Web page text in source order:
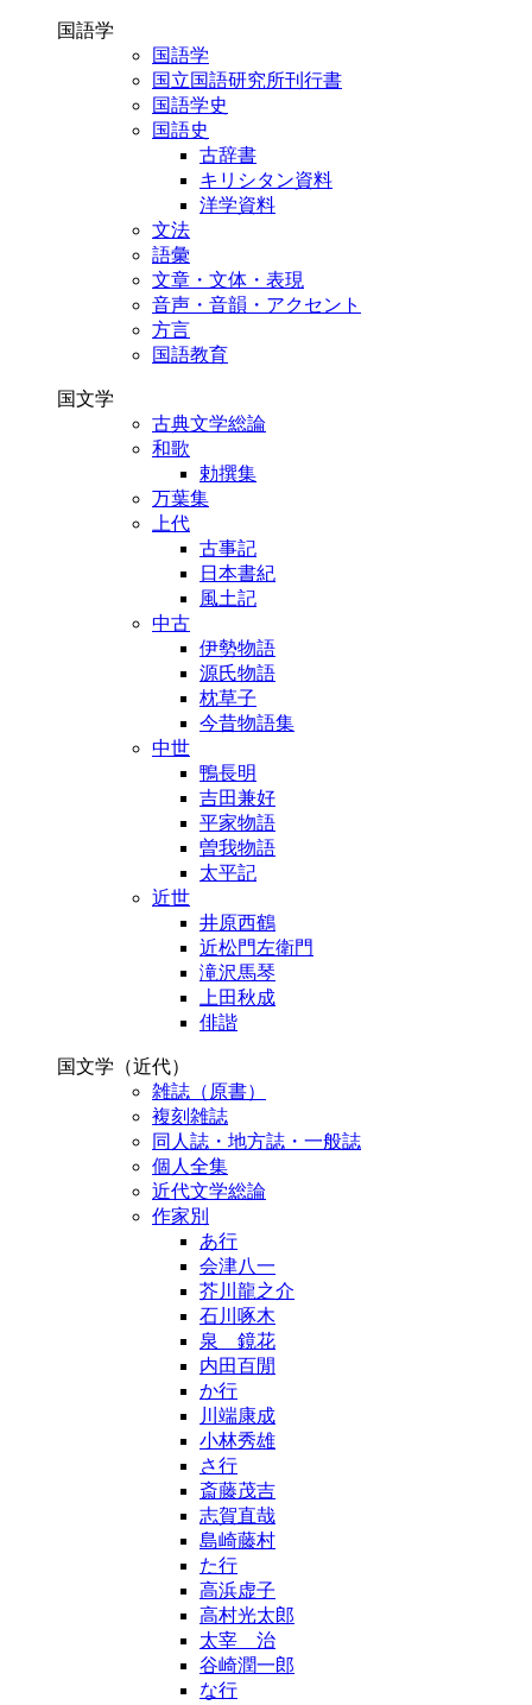
国語学
国語学
国立国語研究所刊行書
国語学史
国語史
古辞書
キリシタン資料
洋学資料
文法
語彙
文章・文体・表現
音声・音韻・アクセント
方言
国語教育
国文学
古典文学総論
和歌
勅撰集
万葉集
上代
古事記
日本書紀
風土記
中古
伊勢物語
源氏物語
枕草子
今昔物語集
中世
鴨長明
吉田兼好
平家物語
曽我物語
太平記
近世
井原西鶴
近松門左衛門
滝沢馬琴
上田秋成
俳諧
国文学（近代）
雑誌（原書）
複刻雑誌
同人誌・地方誌・一般誌
個人全集
近代文学総論
作家別
あ行
会津八一
芥川龍之介
石川啄木
泉 鏡花
内田百閒
か行
川端康成
小林秀雄
さ行
斎藤茂吉
志賀直哉
島崎藤村
た行
高浜虚子
高村光太郎
太宰 治
谷崎潤一郎
な行